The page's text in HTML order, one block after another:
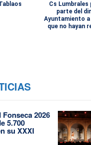
Cs
parte del
Ayuntamiento
que no hayan
2026
5.700
su XXXI